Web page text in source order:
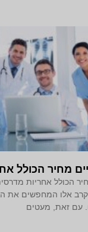
מחיר הכולל
הכולל אחריות
בקרב אלו המחפשים את
עם זאת, מעטים